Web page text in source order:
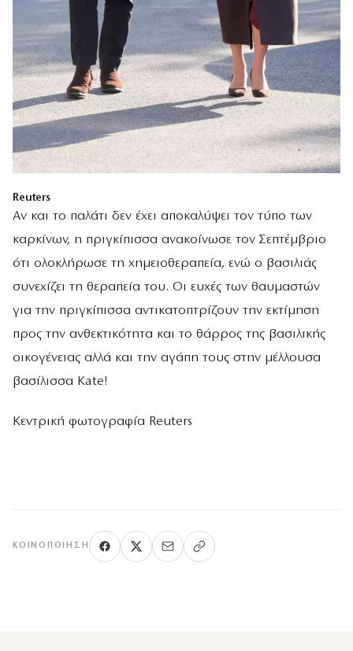
Reuters
Αν και το παλάτι δεν έχει αποκαλύψει τον τύπο των
καρκίνων, η πριγκίπισσα ανακοίνωσε τον Σεπτέμβριο
ότι ολοκλήρωσε τη χημειοθεραπεία, ενώ ο βασιλιάς
συνεχίζει τη θεραπεία του. Οι ευχές των θαυμαστών
για την πριγκίπισσα αντικατοπτρίζουν την εκτίμηση
προς την ανθεκτικότητα και το θάρρος της βασιλικής
οικογένειας αλλά και την αγάπη τους στην μέλλουσα
βασίλισσα Kate!
Kεντρική φωτογραφία Reuters
ΚΟΙΝΟΠΟΊΗΣΗ